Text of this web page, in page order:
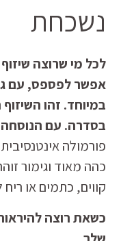
נשכחת
לכל מי שרוצה
אפשר לפספס, עם
במיוחד. זהו
בסדרה. עם
פורמולה
כהה מאוד וגימור
קווים, כתמים או ריח
כשאת רוצה